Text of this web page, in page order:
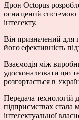
Дрон Octopus
оснащений системою
інтелекту.
Він призначений для
його ефективність
Взаємодія між
удосконалювати цю
розгортається в
Передача технологій
підприємствах стала
інтелектуальної